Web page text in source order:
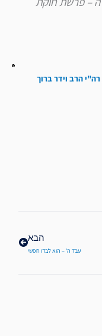
רה"י הרב וידר ברוך
הבא
עבד ה' – הוא לבדו חפשי